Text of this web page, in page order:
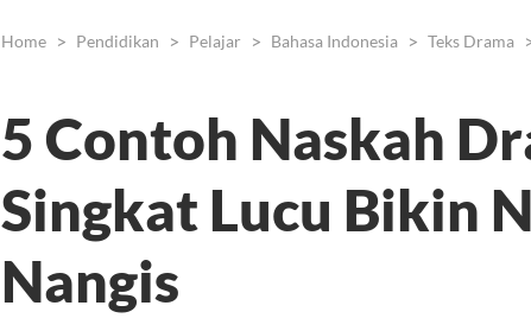
Home Pendidikan Pelajar Bahasa Indonesia Teks Drama
5 Contoh Naskah
Singkat Lucu Bikin
Nangis